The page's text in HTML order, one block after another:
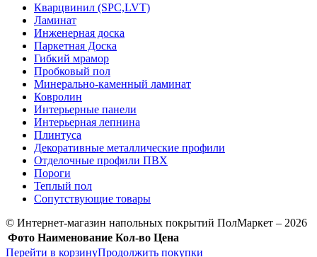
Кварцвинил (SPC,LVT)
Ламинат
Инженерная доска
Паркетная Доска
Гибкий мрамор
Пробковый пол
Минерально-каменный ламинат
Ковролин
Интерьерные панели
Интерьерная лепнина
Плинтуса
Декоративные металлические профили
Отделочные профили ПВХ
Пороги
Теплый пол
Сопутствующие товары
© Интернет-магазин напольных покрытий ПолМаркет – 2026
Фото Наименование Кол-во Цена
Перейти в корзинуПродолжить покупки